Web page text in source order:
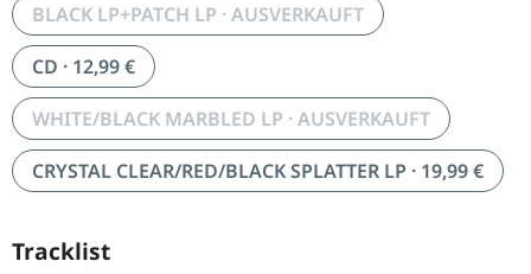
BLACK LP+PATCH LP · AUSVERKAUFT
CD · 12,99 €
WHITE/BLACK MARBLED LP · AUSVERKAUFT
CRYSTAL CLEAR/RED/BLACK SPLATTER LP · 19,99 €
Tracklist